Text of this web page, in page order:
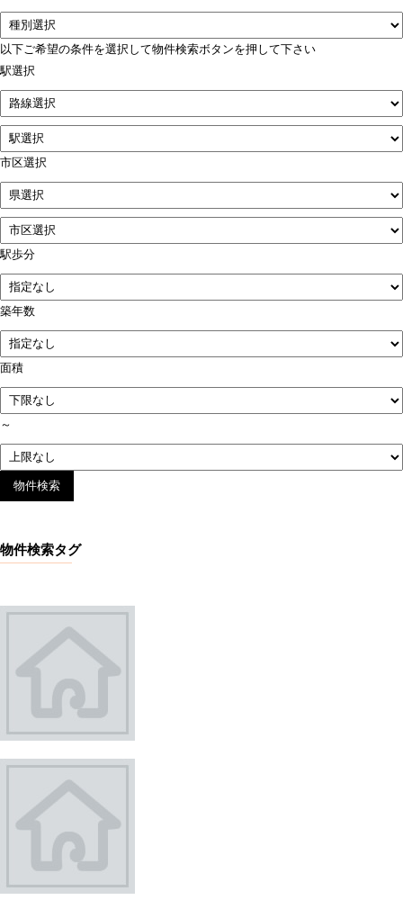
以下ご希望の条件を選択して物件検索ボタンを押して下さい
駅選択
市区選択
駅歩分
築年数
面積
～
物件検索タグ